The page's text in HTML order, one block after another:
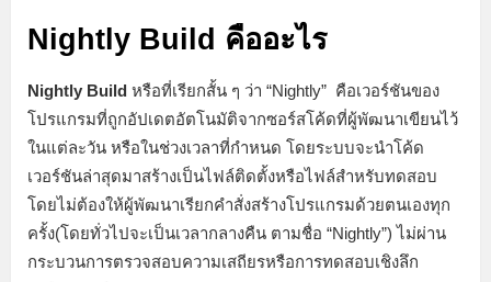
Nightly Build คืออะไร
Nightly Build หรือที่เรียกสั้น ๆ ว่า “Nightly” คือเวอร์ชันของ
โปรแกรมที่ถูกอัปเดตอัตโนมัติจากซอร์สโค้ดที่ผู้พัฒนาเขียนไว้
ในแต่ละวัน หรือในช่วงเวลาที่กำหนด โดยระบบจะนำโค้ด
เวอร์ชันล่าสุดมาสร้างเป็นไฟล์ติดตั้งหรือไฟล์สำหรับทดสอบ
โดยไม่ต้องให้ผู้พัฒนาเรียกคำสั่งสร้างโปรแกรมด้วยตนเองทุก
ครั้ง(โดยทั่วไปจะเป็นเวลากลางคืน ตามชื่อ “Nightly”) ไม่ผ่าน
กระบวนการตรวจสอบความเสถียรหรือการทดสอบเชิงลึก